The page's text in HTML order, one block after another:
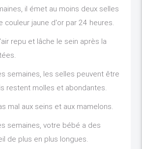
il émet au moins deux selles
couleur jaune d'or par 24 heures.
repu et lâche le sein après la
semaines, les selles peuvent être
restent molles et abondantes.
mal aux seins et aux mamelons.
semaines, votre bébé a des
de plus en plus longues.